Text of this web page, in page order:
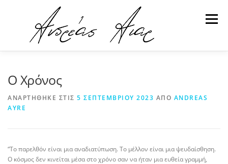
περιεχόμενο
Μενού
ΑΡΘΡΑ
Ο Χρόνος
ΑΝΑΡΤΉΘΗΚΕ ΣΤΙΣ 5 ΣΕΠΤΕΜΒΡΊΟΥ 2023 ΑΠΌ ANDREAS
AYRE
“Το παρελθόν είναι μια αναδιατύπωση. Το μέλλον είναι μια ψευδαίσθηση.
Ο κόσμος δεν κινείται μέσα στο χρόνο σαν να ήταν μια ευθεία γραμμή,